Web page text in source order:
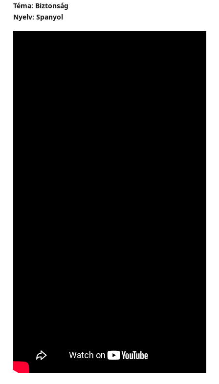
Téma: Biztonság
Nyelv: Spanyol